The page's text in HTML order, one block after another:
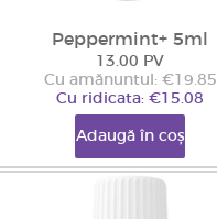
Peppermint+ 5ml
13.00 PV
Cu amănuntul: €19.85
Cu ridicata: €15.08
Adaugă în coș